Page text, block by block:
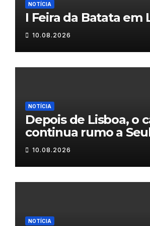
NOTÍCIA
I Feira da Batata em
10.08.2026
NOTÍCIA
Depois de Lisboa, o
continua rumo a
10.08.2026
NOTÍCIA